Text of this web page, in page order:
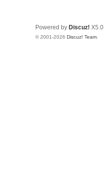
Powered by Discuz! X5.0
© 2001-2026 Discuz! Team